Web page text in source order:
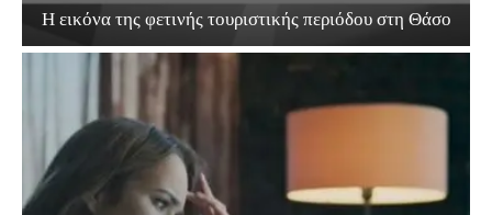
Η εικόνα της φετινής τουριστικής περιόδου στη Θάσο